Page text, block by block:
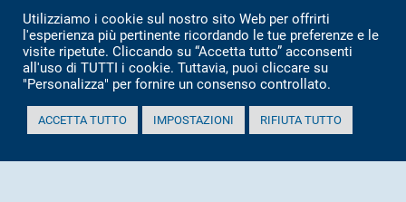
anno 2024
2.097
anno 2023
1.803
anno 2022
2.373
anno 2020
1.307
Utilizziamo i cookie sul nostro sito Web per offrirti
l'esperienza più pertinente ricordando le tue preferenze e le
visite ripetute. Cliccando su “Accetta tutto” acconsenti
all'uso di TUTTI i cookie. Tuttavia, puoi cliccare su
"Personalizza" per fornire un consenso controllato.
ACCETTA TUTTO IMPOSTAZIONI RIFIUTA TUTTO